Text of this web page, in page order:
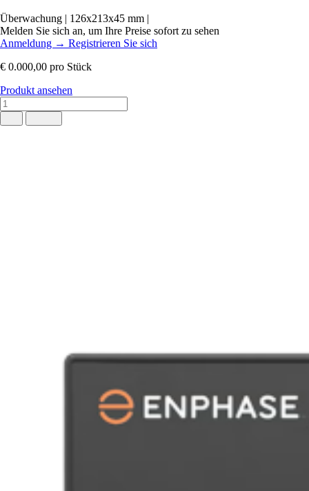
Überwachung | 126x213x45 mm |
Melden Sie sich an, um Ihre Preise sofort zu sehen
Anmeldung → Registrieren Sie sich
€ 0.000,00 pro Stück
Produkt ansehen